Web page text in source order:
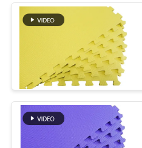
สินค้า
เกี่ยว